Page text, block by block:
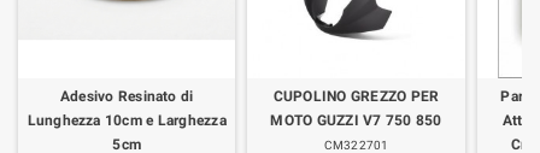
Adesivo Resinato di
Lunghezza 10cm e Larghezza
5cm
CUPOLINO GREZZO PER
MOTO GUZZI V7 750 850
CM322701